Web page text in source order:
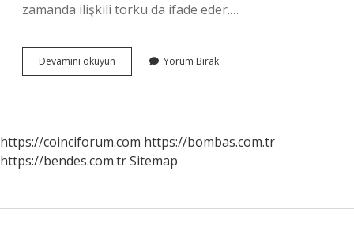
zamanda ilişkili torku da ifade eder.…
Devamını okuyun
Kuvveti
Yorum Bırak
https://coinciforum.com https://bombas.com.tr
https://bendes.com.trSitemap